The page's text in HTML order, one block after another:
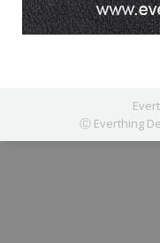
Ⓒ Everthing